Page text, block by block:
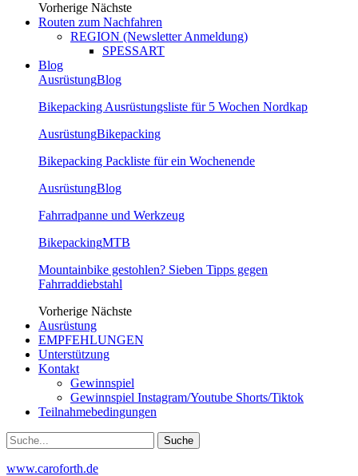
Vorherige Nächste
Routen zum Nachfahren
REGION (Newsletter Anmeldung)
SPESSART
Blog
AusrüstungBlog
Bikepacking Ausrüstungsliste für 5 Wochen Nordkap
AusrüstungBikepacking
Bikepacking Packliste für ein Wochenende
AusrüstungBlog
Fahrradpanne und Werkzeug
BikepackingMTB
Mountainbike gestohlen? Sieben Tipps gegen
Fahrraddiebstahl
Vorherige Nächste
Ausrüstung
EMPFEHLUNGEN
Unterstützung
Kontakt
Gewinnspiel
Gewinnspiel Instagram/Youtube Shorts/Tiktok
Teilnahmebedingungen
www.caroforth.de